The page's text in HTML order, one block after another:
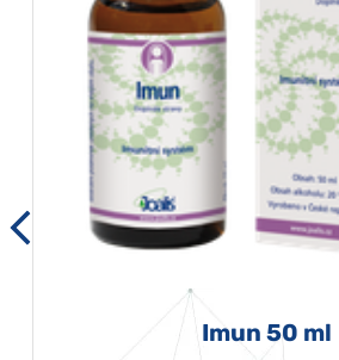
Imun 50 ml